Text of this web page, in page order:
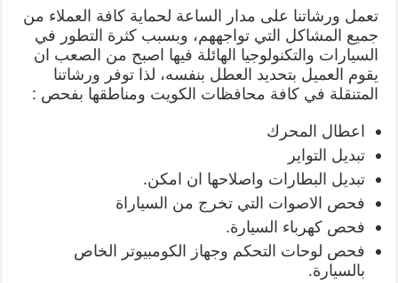
تعمل ورشاتنا على مدار الساعة لحماية كافة العملاء من
جميع المشاكل التي تواجههم، وبسبب كثرة التطور في
السيارات والتكنولوجيا الهائلة فيها اصبح من الصعب ان
يقوم العميل بتحديد العطل بنفسه، لذا توفر ورشاتنا
المتنقلة في كافة محافظات الكويت ومناطقها بفحص :
اعطال المحرك
تبديل التواير
تبديل البطارات واصلاحها ان امكن.
فحص الاصوات التي تخرج من السياراة
فحص كهرباء السيارة.
فحص لوحات التحكم وجهاز الكومبيوتر الخاص
بالسيارة.